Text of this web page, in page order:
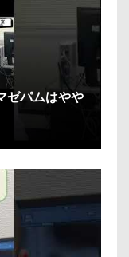
ゼパムはやや